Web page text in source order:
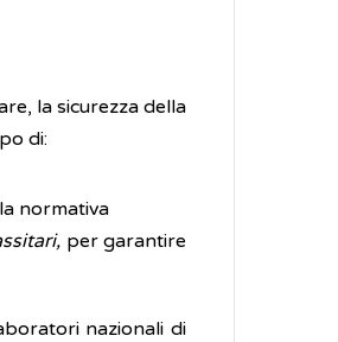
la sicurezza della
di:
normativa
per garantire
nazionali di